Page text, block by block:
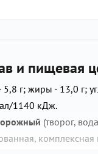
и пищевая
5,8 г; жиры - 13,0 г;
1140 кДж.
(творог,